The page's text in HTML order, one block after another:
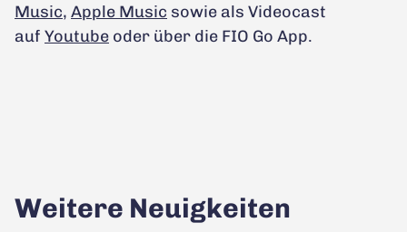
Music, Apple Music sowie als Videocast
auf Youtube oder über die FIO Go App.
Weitere Neuigkeiten